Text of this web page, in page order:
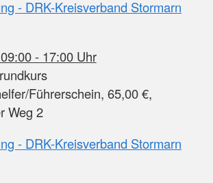
- DRK-Kreisverband Stormarn
- 17:00 Uhr
Führerschein, 65,00 €,
Weg 2
- DRK-Kreisverband Stormarn